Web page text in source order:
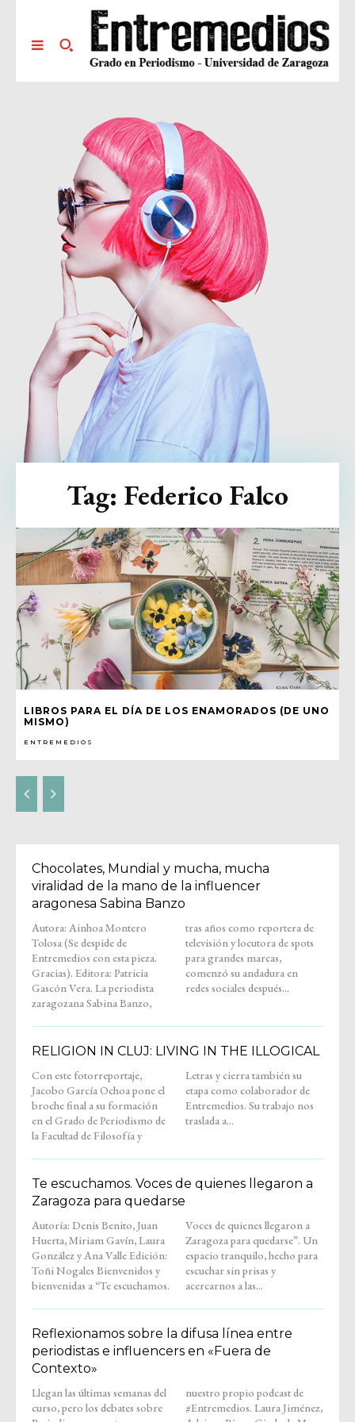
LIBROS PARA EL DÍA DE LOS ENAMORADOS (DE UNO
MISMO)
ENTREMEDIOS
Tag: Federico Falco
Chocolates, Mundial y mucha, mucha
viralidad de la mano de la influencer
aragonesa Sabina Banzo
Autora: Ainhoa Montero
Tolosa (Se despide de
Entremedios con esta pieza.
Gracias). Editora: Patricia
Gascón Vera. La periodista
zaragozana Sabina Banzo,
tras años como reportera de
televisión y locutora de spots
para grandes marcas,
comenzó su andadura en
redes sociales después...
RELIGION IN CLUJ: LIVING IN THE ILLOGICAL
Con este fotorreportaje,
Jacobo García Ochoa pone el
broche final a su formación
en el Grado de Periodismo de
la Facultad de Filosofía y
Letras y cierra también su
etapa como colaborador de
Entremedios. Su trabajo nos
traslada a...
Te escuchamos. Voces de quienes llegaron a
Zaragoza para quedarse
Autoría: Denis Benito, Juan
Huerta, Miriam Gavín, Laura
González y Ana Valle Edición:
Toñi Nogales Bienvenidos y
bienvenidas a “Te escuchamos.
Voces de quienes llegaron a
Zaragoza para quedarse”. Un
espacio tranquilo, hecho para
escuchar sin prisas y
acercarnos a las...
Reflexionamos sobre la difusa línea entre
periodistas e influencers en «Fuera de
Contexto»
Llegan las últimas semanas del
curso, pero los debates sobre
nuestro propio podcast de
#Entremedios. Laura Jiménez,